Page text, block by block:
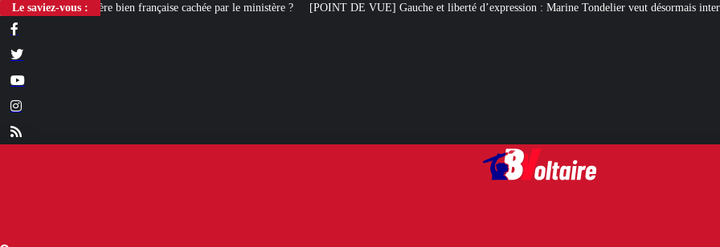
Le saviez-vous :
cachée par le ministère ? [POINT DE VUE] Gauche et liberté d’expression : Marine Tondelier veut désormais interdire X Des flammes au